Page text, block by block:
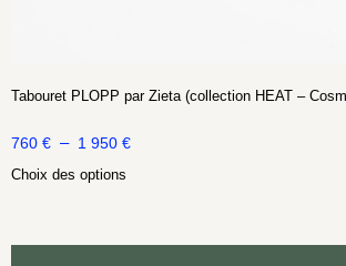
Tabouret PLOPP par Zieta (collection HEAT –
760 € – 1 950 €
Choix des options